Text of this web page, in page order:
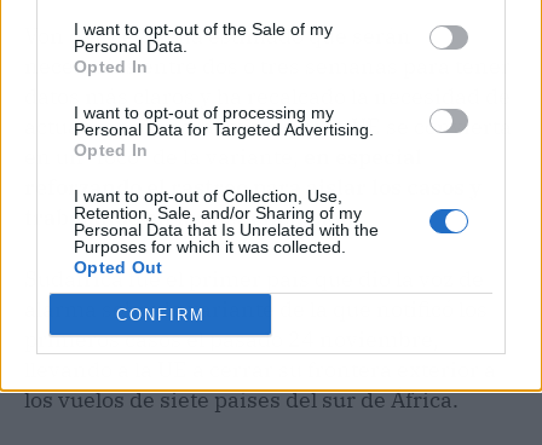
I want to opt-out of the Sale of my
Personal Data.
Opted In
I want to opt-out of processing my
Personal Data for Targeted Advertising.
Opted In
I want to opt-out of Collection, Use,
Retention, Sale, and/or Sharing of my
Personal Data that Is Unrelated with the
Purposes for which it was collected.
Opted Out
CONFIRM
Von der Leyen ha estimado que serán
necesarias entre dos o tres semanas para tener
actuar rápido para evitar que la UE se convierta
en un "foco" de la variante,
reforzando el rastreo para aislar los casos y
trabajando en la secuenciación.
Sudáfrica fue el primer país que dio la voz de
alarma sobre la variante de la que notificó los
primeros casos el pasado 24 noviembre,
los vuelos de siete países del sur de África.